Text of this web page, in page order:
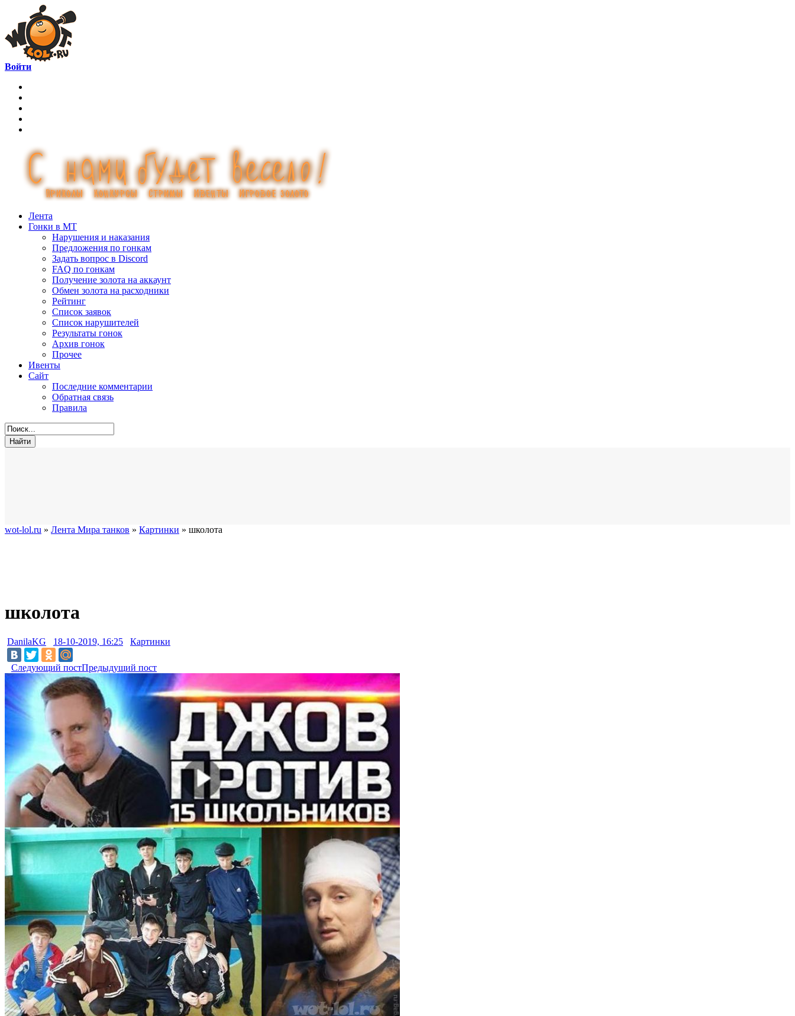
Войти
Лента
Гонки в МТ
Нарушения и наказания
Предложения по гонкам
Задать вопрос в Discord
FAQ по гонкам
Получение золота на аккаунт
Обмен золота на расходники
Рейтинг
Список заявок
Список нарушителей
Результаты гонок
Архив гонок
Прочее
Ивенты
Сайт
Последние комментарии
Обратная связь
Правила
wot-lol.ru » Лента Мира танков » Картинки » школота
школота
DanilaKG 18-10-2019, 16:25 Картинки
Следующий постПредыдущий пост